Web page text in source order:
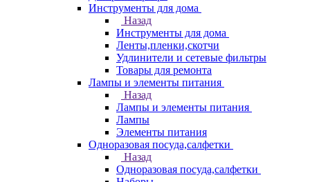
Инструменты для дома
Назад
Инструменты для дома
Ленты,пленки,скотчи
Удлинители и сетевые фильтры
Товары для ремонта
Лампы и элементы питания
Назад
Лампы и элементы питания
Лампы
Элементы питания
Одноразовая посуда,салфетки
Назад
Одноразовая посуда,салфетки